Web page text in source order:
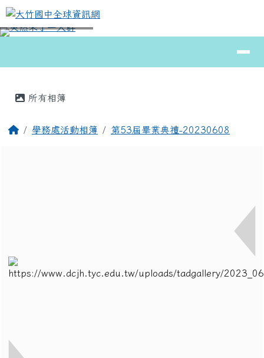
跳至主內容區
大竹國中全球資訊網
⏸
所有相簿
回首頁學務處活動相簿 第53屆畢業典禮-20230608